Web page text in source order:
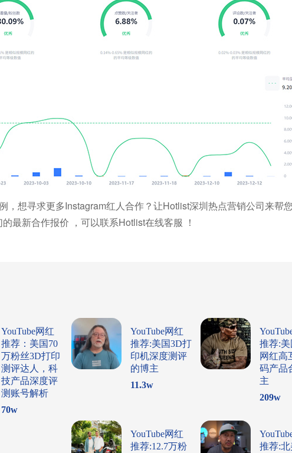
，想寻求更多Instagram红人合作？让Hotlist深圳热点营销公司来帮
最新合作报价 ，可以联系Hotlist在线客服 ！
YouTube网红
推荐：美国70
万粉丝3D打印
测评达人，科
技产品深度评
测账号解析
70w
YouTube网红
推荐:美国3D打
印机深度测评
的博主
11.3w
推荐:
网红高
码产品
主
209w
YouTube网红
推荐:12.7万粉
推荐: